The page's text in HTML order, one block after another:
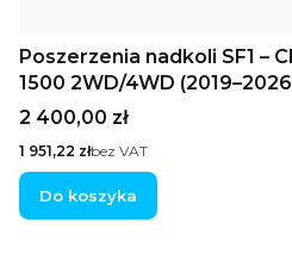
Poszerzenia nadkoli SF1 –
1500 2WD/4WD
Cena
2 400,00 zł
Cena
1 951,22 złbez VAT
Do koszyka